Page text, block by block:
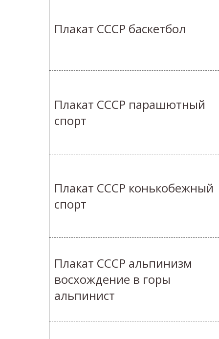
Плакат СССР баскетбол
Плакат СССР парашютный
спорт
Плакат СССР конькобежный
спорт
Плакат СССР альпинизм
восхождение в горы
альпинист